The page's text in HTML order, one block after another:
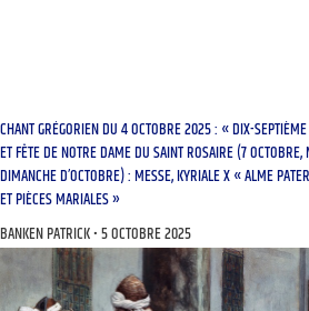
CHANT GRÉGORIEN DU 4 OCTOBRE 2025 : « DIX-
ET FÊTE DE NOTRE DAME DU SAINT ROSAIRE (7
DIMANCHE D’OCTOBRE) : MESSE, KYRIALE X « ALME
ET PIÈCES MARIALES »
BANKEN PATRICK 5 OCTOBRE 2025